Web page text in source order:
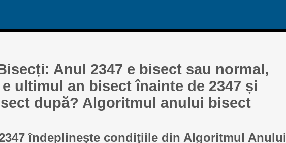
Anul 2347 e bisect sau normal,
ultimul an bisect înainte de 2347 și
după? Algoritmul anului bisect
îndeplinește condițiile din Algoritmul Anului